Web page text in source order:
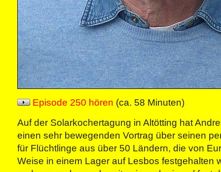
Episode 250 hören (ca. 58 Minuten)
Auf der Solarkochertagung in Altötting hat
einen sehr bewegenden Vortrag über seinen
für Flüchtlinge aus über 50 Ländern, die von
Weise in einem Lager auf Lesbos festgehalten